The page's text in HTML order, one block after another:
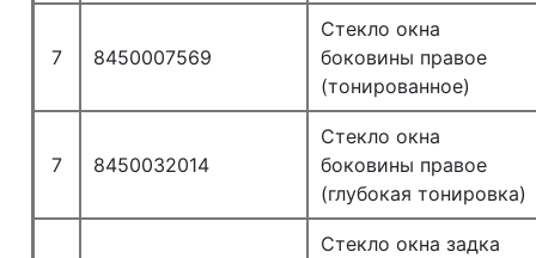
7 8450007569
Стекло окна
боковины правое
(тонированное)
7 8450032014
Стекло окна
боковины правое
(глубокая тонировка)
Стекло окна задка